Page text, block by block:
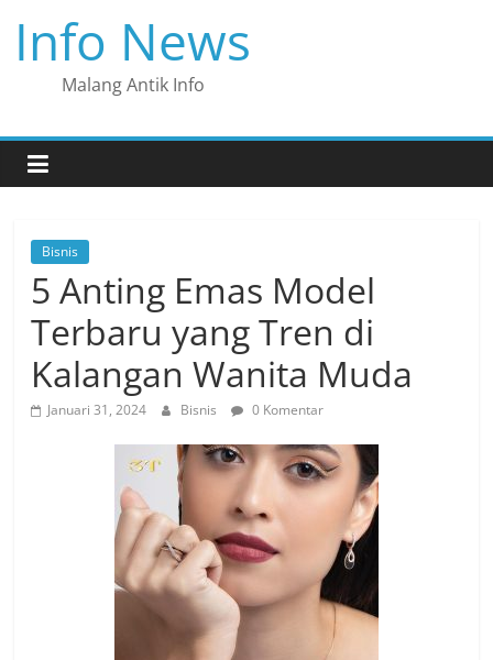
content
Info News
Malang Antik Info
Bisnis
5 Anting Emas Model
Terbaru yang Tren di
Kalangan Wanita Muda
Januari 31, 2024 Bisnis 0 Komentar